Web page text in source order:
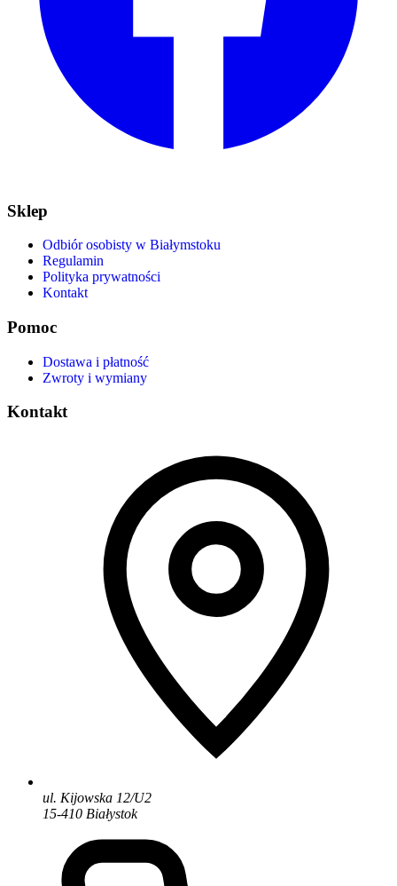
Sklep
Odbiór osobisty w Białymstoku
Regulamin
Polityka prywatności
Kontakt
Pomoc
Dostawa i płatność
Zwroty i wymiany
Kontakt
ul. Kijowska 12/U2
15-410 Białystok